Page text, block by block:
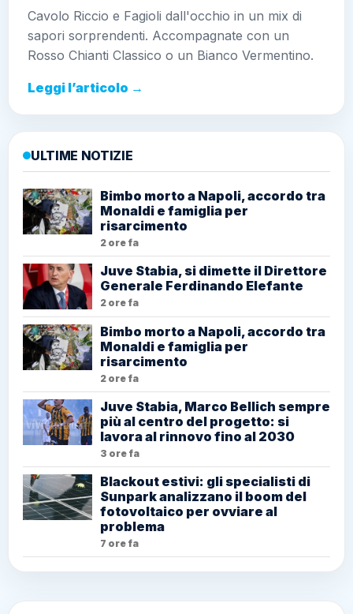
Cavolo Riccio e Fagioli dall'occhio in un mix di
sapori sorprendenti. Accompagnate con un
Rosso Chianti Classico o un Bianco Vermentino.
Leggi l’articolo →
ULTIME NOTIZIE
Bimbo morto a Napoli, accordo tra
Monaldi e famiglia per
risarcimento
2 ore fa
Juve Stabia, si dimette il Direttore
Generale Ferdinando Elefante
2 ore fa
Bimbo morto a Napoli, accordo tra
Monaldi e famiglia per
risarcimento
2 ore fa
Juve Stabia, Marco Bellich sempre
più al centro del progetto: si
lavora al rinnovo fino al 2030
3 ore fa
Blackout estivi: gli specialisti di
Sunpark analizzano il boom del
fotovoltaico per ovviare al
problema
7 ore fa